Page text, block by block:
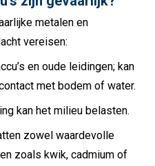
metalen en
vereisen:
en oude leidingen; kan
met bodem of water.
kan het milieu belasten.
zowel waardevolle
zoals kwik, cadmium of